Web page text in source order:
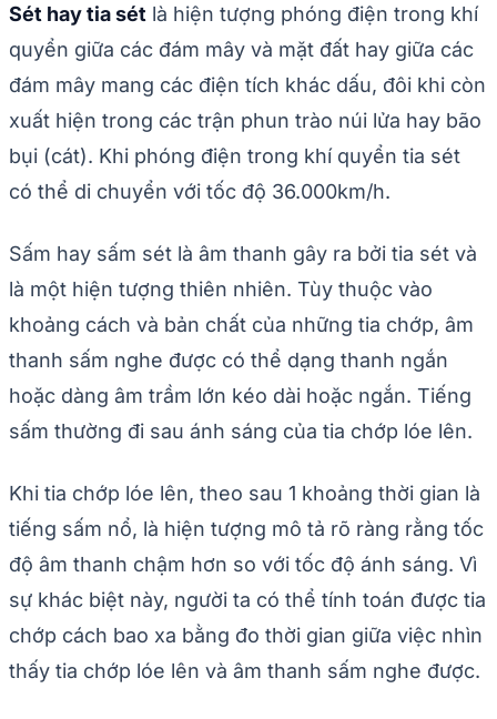
Sét hay tia sét là hiện tượng phóng điện trong khí
quyển giữa các đám mây và mặt đất hay giữa các
đám mây mang các điện tích khác dấu, đôi khi còn
xuất hiện trong các trận phun trào núi lửa hay bão
bụi (cát). Khi phóng điện trong khí quyển tia sét
có thể di chuyển với tốc độ 36.000km/h.
Sấm hay sấm sét là âm thanh gây ra bởi tia sét và
là một hiện tượng thiên nhiên. Tùy thuộc vào
khoảng cách và bản chất của những tia chớp, âm
thanh sấm nghe được có thể dạng thanh ngắn
hoặc dàng âm trầm lớn kéo dài hoặc ngắn. Tiếng
sấm thường đi sau ánh sáng của tia chớp lóe lên.
Khi tia chớp lóe lên, theo sau 1 khoảng thời gian là
tiếng sấm nổ, là hiện tượng mô tả rõ ràng rằng tốc
độ âm thanh chậm hơn so với tốc độ ánh sáng. Vì
sự khác biệt này, người ta có thể tính toán được tia
chớp cách bao xa bằng đo thời gian giữa việc nhìn
thấy tia chớp lóe lên và âm thanh sấm nghe được.